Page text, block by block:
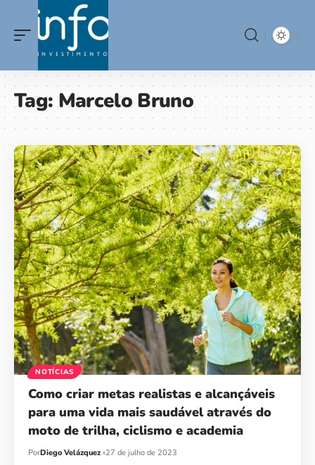
Tag:Marcelo Bruno
NOTÍCIAS
Como criar metas realistas e alcançáveis ​​
para uma vida mais saudável através do
moto de trilha, ciclismo e academia
PorDiego Velázquez 27 de julho de 2023